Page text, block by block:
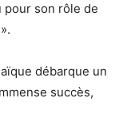
pour son rôle de
débarque un
succès,